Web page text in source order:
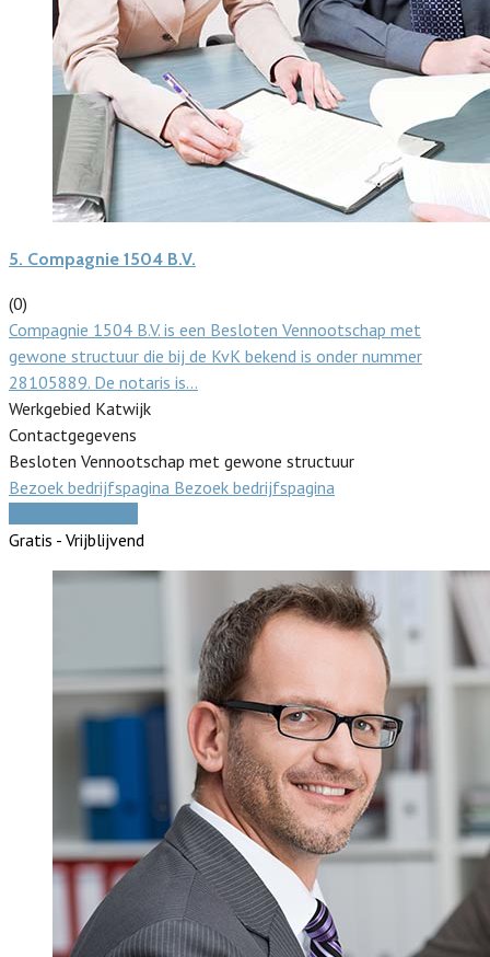
5. Compagnie 1504 B.V.
(0)
Compagnie 1504 B.V. is een Besloten Vennootschap met
gewone structuur die bij de KvK bekend is onder nummer
28105889. De notaris is…
Werkgebied Katwijk
Contactgegevens
Besloten Vennootschap met gewone structuur
Bezoek bedrijfspagina Bezoek bedrijfspagina
Gratis - Vrijblijvend